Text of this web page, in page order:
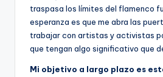
traspasa los límites del flamenco
esperanza es que me abra las
trabajar con artistas y activistas
que tengan algo significativo que
Mi objetivo a largo plazo es